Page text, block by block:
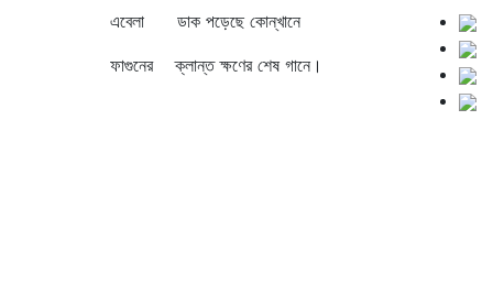
এবেলা ডাক পড়েছে কোন্‌খানে
ফাগুনের ক্লান্ত ক্ষণের শেষ গানে।